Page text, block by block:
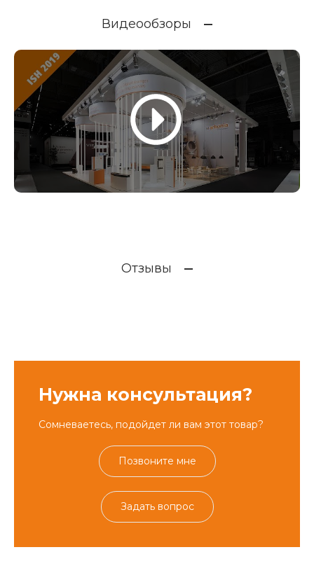
Видеообзоры
Отзывы
Нужна консультация?
Сомневаетесь, подойдет ли вам этот товар?
Позвоните мне
Задать вопрос